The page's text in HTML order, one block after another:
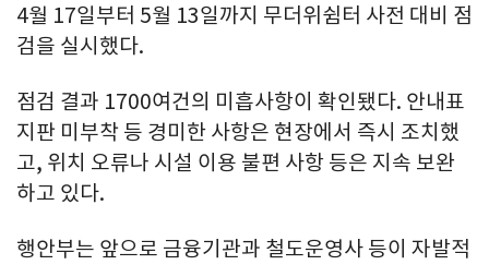
4월 17일부터 5월 13일까지 무더위쉼터 사전 대비 점
검을 실시했다.
점검 결과 1700여건의 미흡사항이 확인됐다. 안내표
지판 미부착 등 경미한 사항은 현장에서 즉시 조치했
고, 위치 오류나 시설 이용 불편 사항 등은 지속 보완
하고 있다.
행안부는 앞으로 금융기관과 철도운영사 등이 자발적